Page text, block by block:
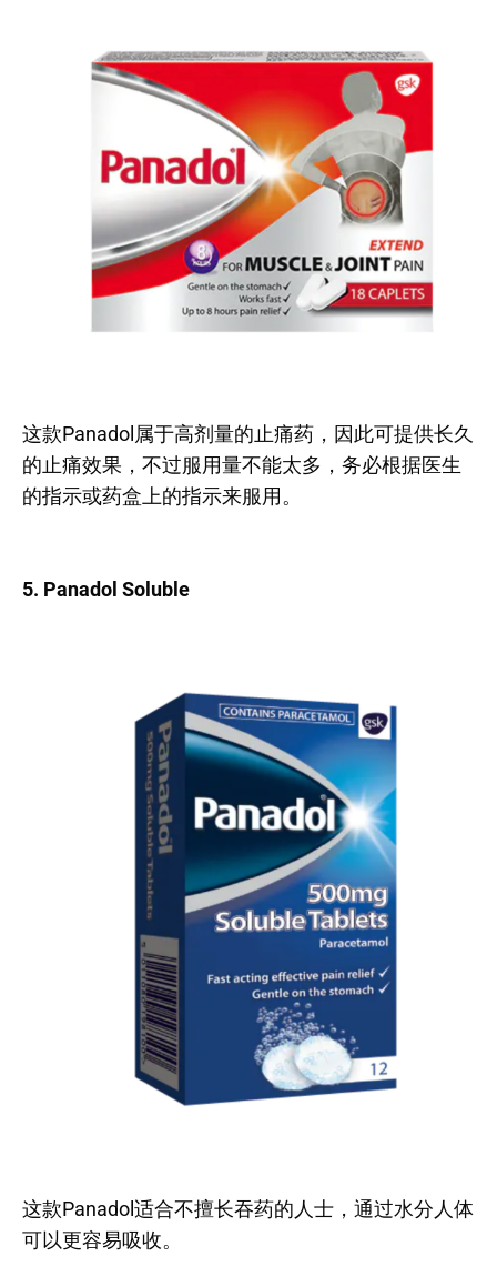
这款Panadol属于高剂量的止痛药，因此可提供长久
的止痛效果，不过服用量不能太多，务必根据医生
的指示或药盒上的指示来服用。
5. Panadol Soluble
这款Panadol适合不擅长吞药的人士，通过水分人体
可以更容易吸收。